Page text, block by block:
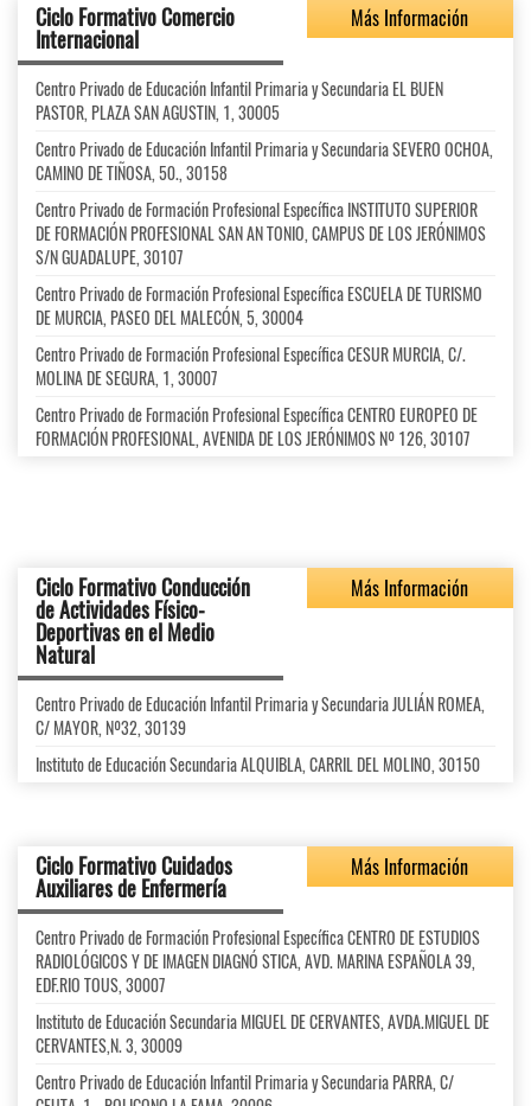
Ciclo Formativo Comercio
Internacional
Más Información
Centro Privado de Educación Infantil Primaria y Secundaria EL BUEN
PASTOR, PLAZA SAN AGUSTIN, 1, 30005
Centro Privado de Educación Infantil Primaria y Secundaria SEVERO OCHOA,
CAMINO DE TIÑOSA, 50., 30158
Centro Privado de Formación Profesional Específica INSTITUTO SUPERIOR
DE FORMACIÓN PROFESIONAL SAN AN TONIO, CAMPUS DE LOS JERÓNIMOS
S/N GUADALUPE, 30107
Centro Privado de Formación Profesional Específica ESCUELA DE TURISMO
DE MURCIA, PASEO DEL MALECÓN, 5, 30004
Centro Privado de Formación Profesional Específica CESUR MURCIA, C/.
MOLINA DE SEGURA, 1, 30007
Centro Privado de Formación Profesional Específica CENTRO EUROPEO DE
FORMACIÓN PROFESIONAL, AVENIDA DE LOS JERÓNIMOS Nº 126, 30107
Ciclo Formativo Conducción
de Actividades Físico-
Deportivas en el Medio
Natural
Más Información
Centro Privado de Educación Infantil Primaria y Secundaria JULIÁN ROMEA,
C/ MAYOR, Nº32, 30139
Instituto de Educación Secundaria ALQUIBLA, CARRIL DEL MOLINO, 30150
Ciclo Formativo Cuidados
Auxiliares de Enfermería
Más Información
Centro Privado de Formación Profesional Específica CENTRO DE ESTUDIOS
RADIOLÓGICOS Y DE IMAGEN DIAGNÓ STICA, AVD. MARINA ESPAÑOLA 39,
EDF.RIO TOUS, 30007
Instituto de Educación Secundaria MIGUEL DE CERVANTES, AVDA.MIGUEL DE
CERVANTES,N. 3, 30009
Centro Privado de Educación Infantil Primaria y Secundaria PARRA, C/